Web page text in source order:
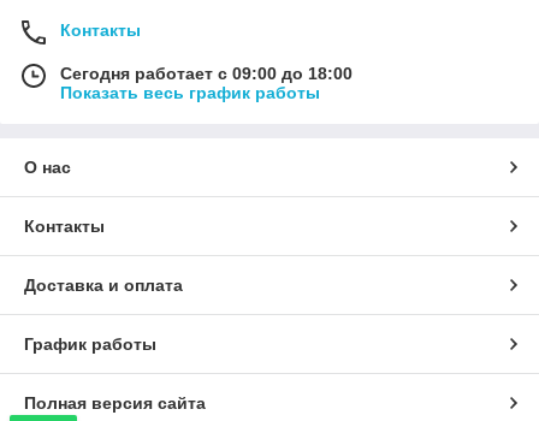
Контакты
Сегодня работает с 09:00 до 18:00
Показать весь график работы
О нас
Контакты
Доставка и оплата
График работы
Полная версия сайта